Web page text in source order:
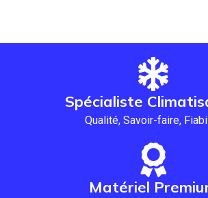
Spécialiste
Qualité, Savoir-faire,
Matériel